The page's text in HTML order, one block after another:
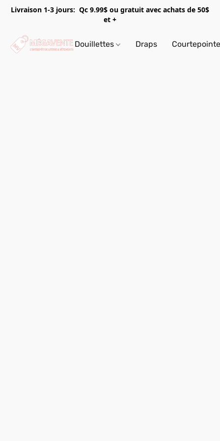
Livraison 1-3 jours: Qc 9.99$ ou gratuit avec achats de 50$
et +
Douillettes Draps